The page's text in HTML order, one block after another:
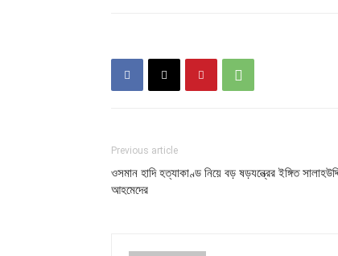
Previous article
ওসমান হাদি হত্যাকাণ্ড নিয়ে বড় ষড়যন্ত্রের ইঙ্গিত
আহমেদের